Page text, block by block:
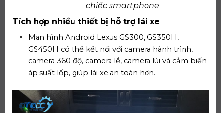
chiếc smartphone
Tích hợp nhiều thiết bị hỗ trợ lái xe
Màn hình Android Lexus GS300, GS350H,
GS450H có thể kết nối với camera hành trình,
camera 360 độ, camera lề, camera lùi và cảm biến
áp suất lốp, giúp lái xe an toàn hơn.